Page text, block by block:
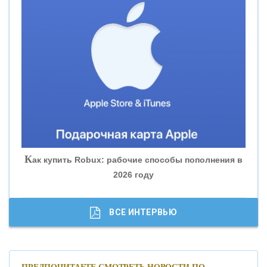
«ВНЕШПРОМБАНК»
«БАНК ГЛОБЭКС»
«СОВКОМБАНК»
«ГАЗПРОМБАНК»
«МОСКОВСКИЙ КРЕДИТНЫЙ БАНК»
Как купить Robux: рабочие способы пополнения в
2026 году
ВСЕ ИНТЕРВЬЮ